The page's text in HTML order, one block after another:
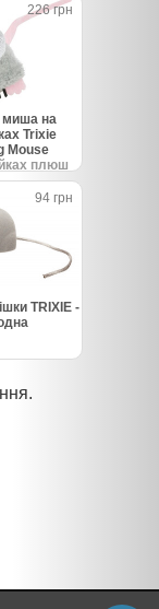
226 грн
миша на
Trixie
Mouse
плюш
94 грн
TRIXIE -